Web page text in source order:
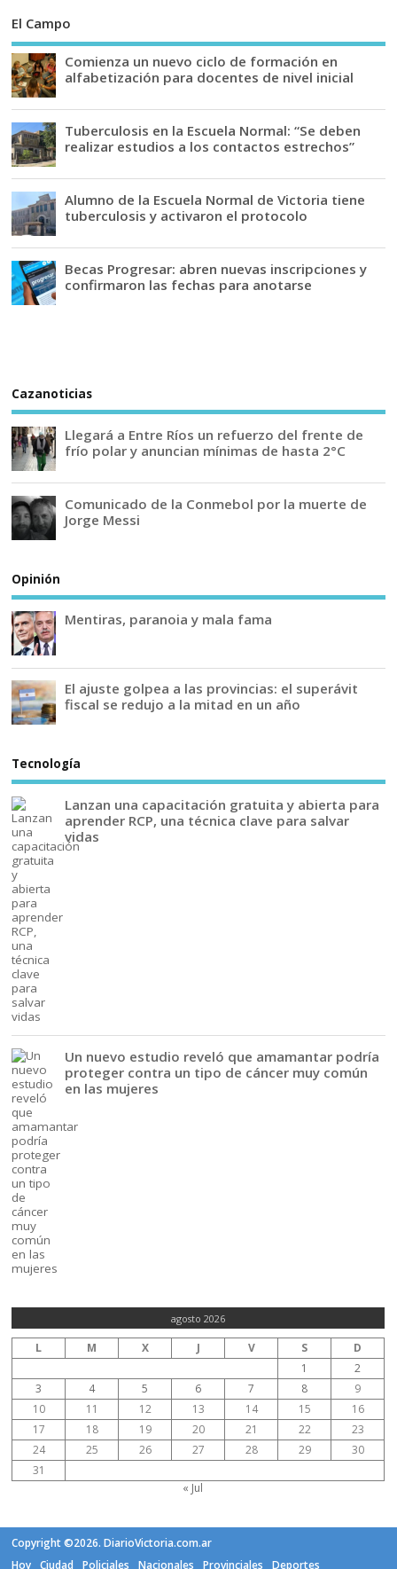
El Campo
Comienza un nuevo ciclo de formación en
alfabetización para docentes de nivel inicial
Tuberculosis en la Escuela Normal: “Se deben
realizar estudios a los contactos estrechos”
Alumno de la Escuela Normal de Victoria tiene
tuberculosis y activaron el protocolo
Becas Progresar: abren nuevas inscripciones y
confirmaron las fechas para anotarse
Cazanoticias
Llegará a Entre Ríos un refuerzo del frente de
frío polar y anuncian mínimas de hasta 2°C
Comunicado de la Conmebol por la muerte de
Jorge Messi
Opinión
Mentiras, paranoia y mala fama
El ajuste golpea a las provincias: el superávit
fiscal se redujo a la mitad en un año
Tecnología
Lanzan una capacitación gratuita y abierta para
aprender RCP, una técnica clave para salvar
vidas
Un nuevo estudio reveló que amamantar podría
proteger contra un tipo de cáncer muy común
en las mujeres
agosto 2026
L M X J V S
D
1
2
3
4 5 6 7 8
9
10
11 12 13 14 15
16
17
18 19 20 21 22
23
24
25 26 27 28 29
30
31
« Jul
Copyright ©2026. DiarioVictoria.com.ar
Hoy
Ciudad Policiales Nacionales Provinciales Deportes